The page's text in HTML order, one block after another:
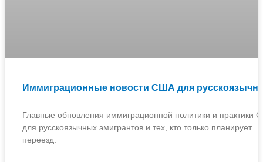
Иммиграционные новости США для
Главные обновления иммиграционной политики и практики
для русскоязычных эмигрантов и тех, кто только планирует
переезд.